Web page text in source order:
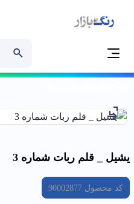
يشيل _ قلم ربات شماره 3
کد محصول90002877